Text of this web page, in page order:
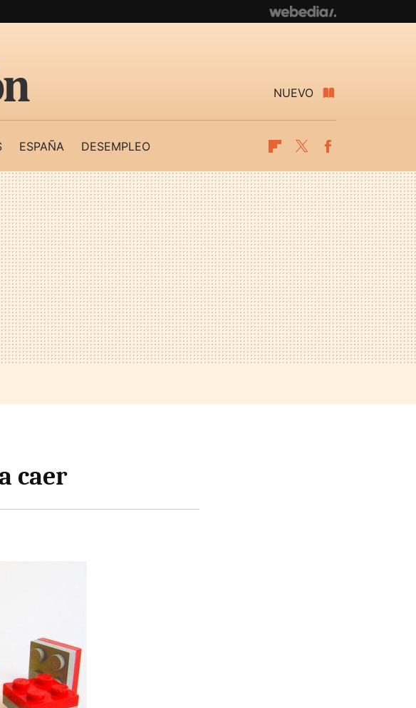
NUEVO
ESPAÑA DESEMPLEO Flipboard
Twitter
caer